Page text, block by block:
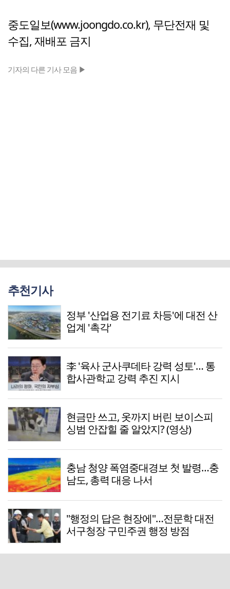
중도일보(www.joongdo.co.kr), 무단전재 및
수집, 재배포 금지
기자의 다른 기사 모음 ▶
추천기사
정부 '산업용 전기료 차등'에 대전 산
업계 '촉각'
李 '육사 군사쿠데타 강력 성토'… 통
합사관학교 강력 추진 지시
현금만 쓰고, 옷까지 버린 보이스피
싱범 안잡힐 줄 알았지? (영상)
충남 청양 폭염중대경보 첫 발령…충
남도, 총력 대응 나서
"행정의 답은 현장에"…전문학 대전
서구청장 구민주권 행정 방점